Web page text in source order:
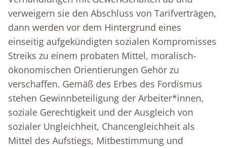
verweigern sie den Abschluss von Tarifverträgen,
dann werden vor dem Hintergrund eines
einseitig aufgekündigten sozialen Kompromisses
Streiks zu einem probaten Mittel, moralisch-
ökonomischen Orientierungen Gehör zu
verschaffen. Gemäß des Erbes des Fordismus
stehen Gewinnbeteiligung der Arbeiter*innen,
soziale Gerechtigkeit und der Ausgleich von
sozialer Ungleichheit, Chancengleichheit als
Mittel des Aufstiegs, Mitbestimmung und